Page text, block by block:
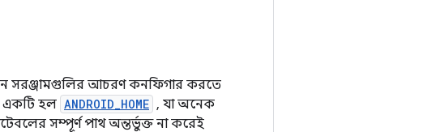
সরঞ্জামগুলির আচরণ কনফিগার করতে
একটি হল ANDROID_HOME , যা অনেক
সম্পূর্ণ পাথ অন্তর্ভুক্ত না করেই